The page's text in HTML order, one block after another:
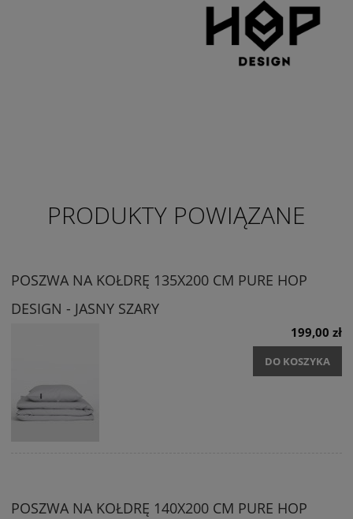
PRODUKTY POWIĄZANE
POSZWA NA KOŁDRĘ 135X200 CM PURE HOP
DESIGN - JASNY SZARY
199,00 zł
DO KOSZYKA
POSZWA NA KOŁDRĘ 140X200 CM PURE HOP